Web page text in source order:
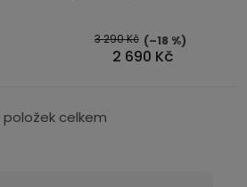
2 690 Kč
3 290 Kč (–18 %)
O
položek celkem